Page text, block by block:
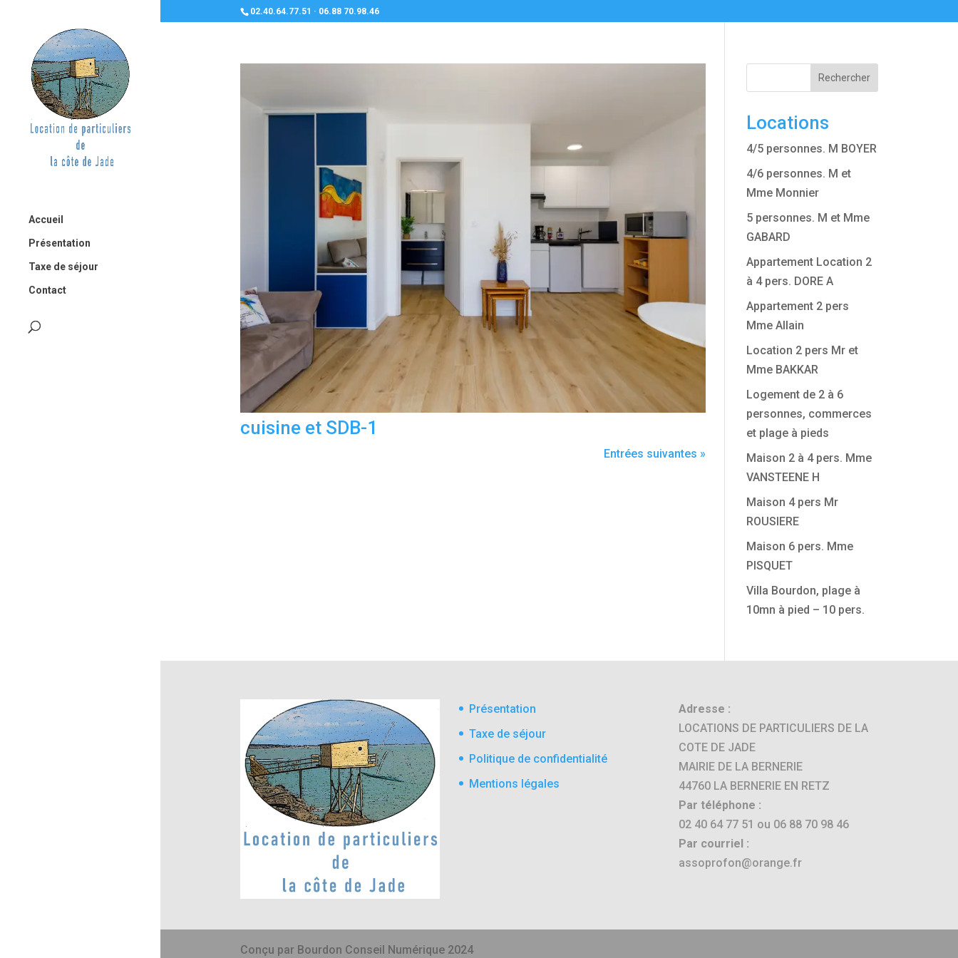
02.40.64.77.51 · 06.88 70.98.46
Accueil
Présentation
Taxe de séjour
Contact
cuisine et SDB-1
Entrées suivantes »
Rechercher
Locations
4/5 personnes. M BOYER
4/6 personnes. M et
Mme Monnier
5 personnes. M et Mme
GABARD
Appartement Location 2
à 4 pers. DORE A
Appartement 2 pers
Mme Allain
Location 2 pers Mr et
Mme BAKKAR
Logement de 2 à 6
personnes, commerces
et plage à pieds
Maison 2 à 4 pers. Mme
VANSTEENE H
Maison 4 pers Mr
ROUSIERE
Maison 6 pers. Mme
PISQUET
Villa Bourdon, plage à
10mn à pied – 10 pers.
Présentation
Taxe de séjour
Politique de confidentialité
Mentions légales
Adresse :
LOCATIONS DE PARTICULIERS DE LA
COTE DE JADE
MAIRIE DE LA BERNERIE
44760 LA BERNERIE EN RETZ
Par téléphone :
02 40 64 77 51 ou 06 88 70 98 46
Par courriel :
assoprofon@orange.fr
Conçu par Bourdon Conseil Numérique 2024